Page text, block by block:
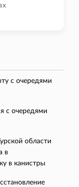
с очередями
с очередями
области
в
в канистры